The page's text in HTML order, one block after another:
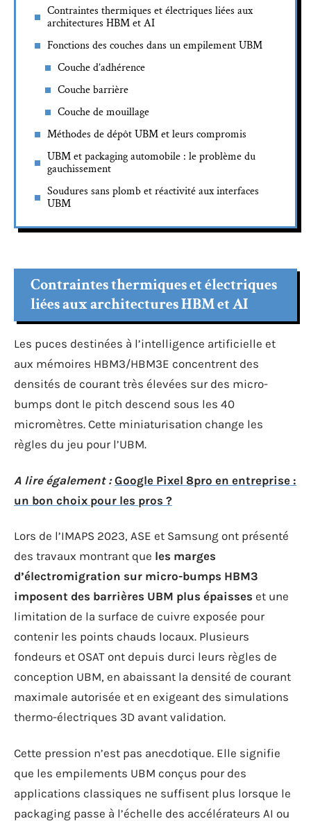
Contraintes thermiques et électriques liées aux
architectures HBM et AI
Fonctions des couches dans un empilement UBM
Couche d’adhérence
Couche barrière
Couche de mouillage
Méthodes de dépôt UBM et leurs compromis
UBM et packaging automobile : le problème du
gauchissement
Soudures sans plomb et réactivité aux interfaces
UBM
Contraintes thermiques et électriques
liées aux architectures HBM et AI
Les puces destinées à l’intelligence artificielle et
aux mémoires HBM3/HBM3E concentrent des
densités de courant très élevées sur des micro-
bumps dont le pitch descend sous les 40
micromètres. Cette miniaturisation change les
règles du jeu pour l’UBM.
A lire également : Google Pixel 8pro en entreprise :
un bon choix pour les pros ?
Lors de l’IMAPS 2023, ASE et Samsung ont présenté
des travaux montrant que les marges
d’électromigration sur micro-bumps HBM3
imposent des barrières UBM plus épaisses et une
limitation de la surface de cuivre exposée pour
contenir les points chauds locaux. Plusieurs
fondeurs et OSAT ont depuis durci leurs règles de
conception UBM, en abaissant la densité de courant
maximale autorisée et en exigeant des simulations
thermo-électriques 3D avant validation.
Cette pression n’est pas anecdotique. Elle signifie
que les empilements UBM conçus pour des
applications classiques ne suffisent plus lorsque le
packaging passe à l’échelle des accélérateurs AI ou